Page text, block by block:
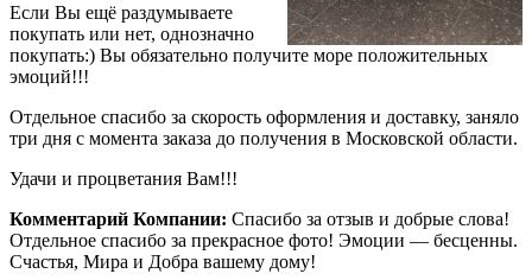
Если Вы ещё раздумываете
покупать или нет, однозначно
покупать:) Вы обязательно получите море положительных
эмоций!!!
Отдельное спасибо за скорость оформления и доставку, заняло
три дня с момента заказа до получения в Московской области.
Удачи и процветания Вам!!!
Комментарий Компании: Спасибо за отзыв и добрые слова!
Отдельное спасибо за прекрасное фото! Эмоции — бесценны.
Счастья, Мира и Добра вашему дому!